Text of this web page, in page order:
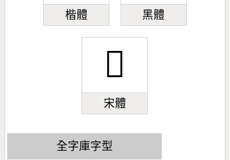
楷體 黑體
𣍺
宋體
全字庫字型